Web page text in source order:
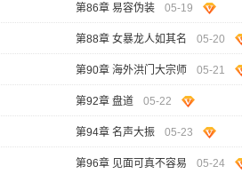
第86章 易容伪装 05-19
第88章 女暴龙人如其名 05-20
第90章 海外洪门大宗师 05-21
第92章 盘道 05-22
第94章 名声大振 05-23
第96章 见面可真不容易 05-24